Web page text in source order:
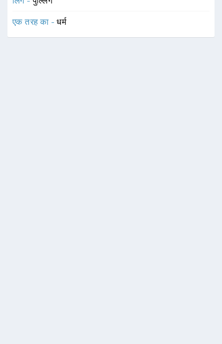
एक तरह का -धर्म